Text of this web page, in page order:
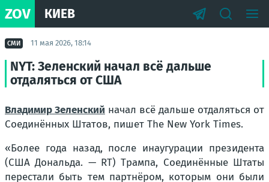
ZOV КИЕВ
СМИ 11 мая 2026, 18:14
NYT: Зеленский начал всё дальше
отдаляться от США
Владимир Зеленский начал всё дальше отдаляться от
Соединённых Штатов, пишет The New York Times.
«Более года назад, после инаугурации президента
(США Дональда. — RT) Трампа, Соединённые Штаты
перестали быть тем партнёром, которым они были